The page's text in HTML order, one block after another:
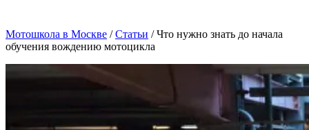
Мотошкола в Москве /Статьи /Что нужно знать до начала
обучения вождению мотоцикла